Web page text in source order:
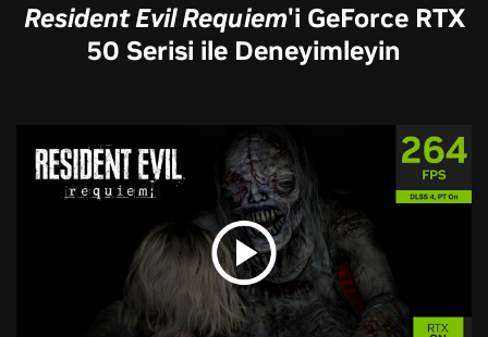
Resident Evil Requiem'i GeForce RTX
50 Serisi ile Deneyimleyin